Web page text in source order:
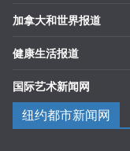
加拿大和世界报道
健康生活报道
国际艺术新闻网
纽约都市新闻网